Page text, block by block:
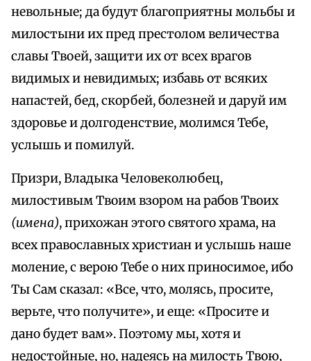
невольные; да будут благоприятны мольбы и
милостыни их пред престолом величества
славы Твоей, защити их от всех врагов
видимых и невидимых; избавь от всяких
напастей, бед, скорбей, болезней и даруй им
здоровье и долгоденствие, молимся Тебе,
услышь и помилуй.
Призри, Владыка Человеколюбец,
милостивым Твоим взором на рабов Твоих
(имена), прихожан этого святого храма, на
всех православных христиан и услышь наше
моление, с верою Тебе о них приносимое, ибо
Ты Сам сказал: «Все, что, молясь, просите,
верьте, что получите», и еще: «Просите и
дано будет вам». Поэтому мы, хотя и
недостойные, но, надеясь на милость Твою,